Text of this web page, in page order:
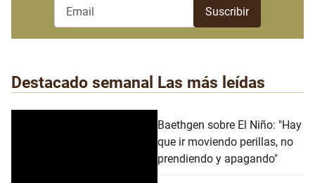
Destacado semanal Las más leídas
Baethgen sobre El Niño: "Hay
que ir moviendo perillas, no
prendiendo y apagando"